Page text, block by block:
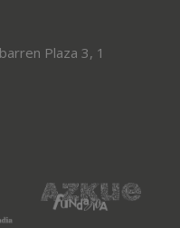
Plaza 3, 1